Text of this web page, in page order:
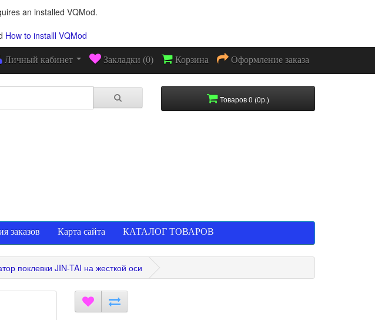
an installed VQMod.
How to installl VQMod
Личный кабинет Закладки (0) Корзина Оформление заказа
Товаров 0 (0р.)
заказов Карта сайта КАТАЛОГ ТОВАРОВ
поклевки JIN-TAI на жесткой оси